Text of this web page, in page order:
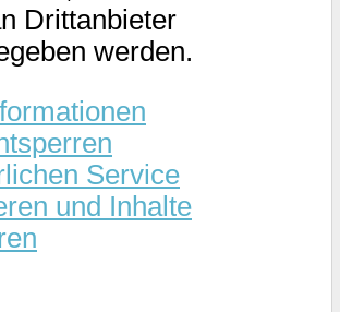
Drittanbieter
werden.
Service
und Inhalte